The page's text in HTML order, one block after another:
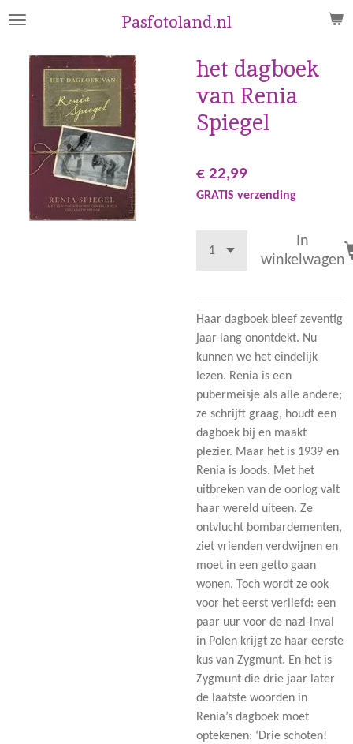
Ga
naar
hoofdinhoud
Pasfotoland.nl
het dagboek
van Renia
Spiegel
€ 22,99
GRATIS verzending
In
winkelwagen
Haar dagboek bleef zeventig
jaar lang onontdekt. Nu
kunnen we het eindelijk
lezen. Renia is een
pubermeisje als alle andere;
ze schrijft graag, houdt een
dagboek bij en maakt
plezier. Maar het is 1939 en
Renia is Joods. Met het
uitbreken van de oorlog valt
haar wereld uiteen. Ze
ontvlucht bombardementen,
ziet vrienden verdwijnen en
moet in een getto gaan
wonen. Toch wordt ze ook
voor het eerst verliefd: een
paar uur voor de nazi-inval
in Polen krijgt ze haar eerste
kus van Zygmunt. En het is
Zygmunt die drie jaar later
de laatste woorden in
Renia’s dagboek moet
optekenen: ‘Drie schoten!